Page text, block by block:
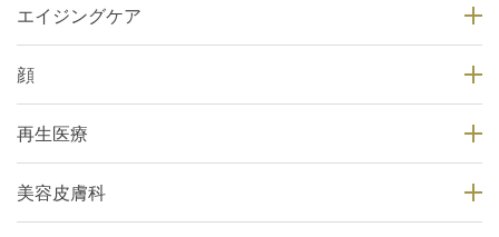
エイジングケア
顔
再生医療
美容皮膚科